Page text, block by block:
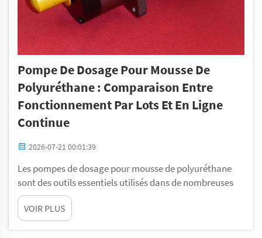
Pompe De Dosage Pour Mousse De
Polyuréthane : Comparaison Entre
Fonctionnement Par Lots Et En Ligne
Continue
2026-07-21 00:01:39
Les pompes de dosage pour mousse de polyuréthane
sont des outils essentiels utilisés dans de nombreuses
industries. Ces pompes permettent de produire de la
mousse de polyuréthane, utilisée dans des produits tels
que les matelas, l’isolation et les mastics. En ce qui
VOIR PLUS